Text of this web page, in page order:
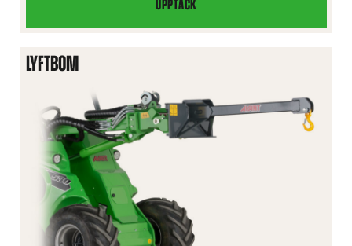
UPPTÄCK
AVFALLSBEHÅLLARE
LYFTBOM